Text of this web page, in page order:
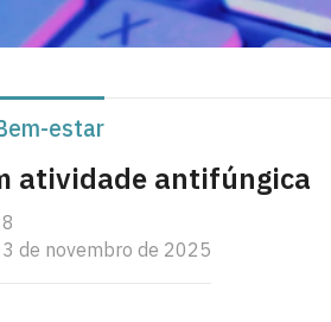
estar
atividade antifúngica
de novembro de 2025